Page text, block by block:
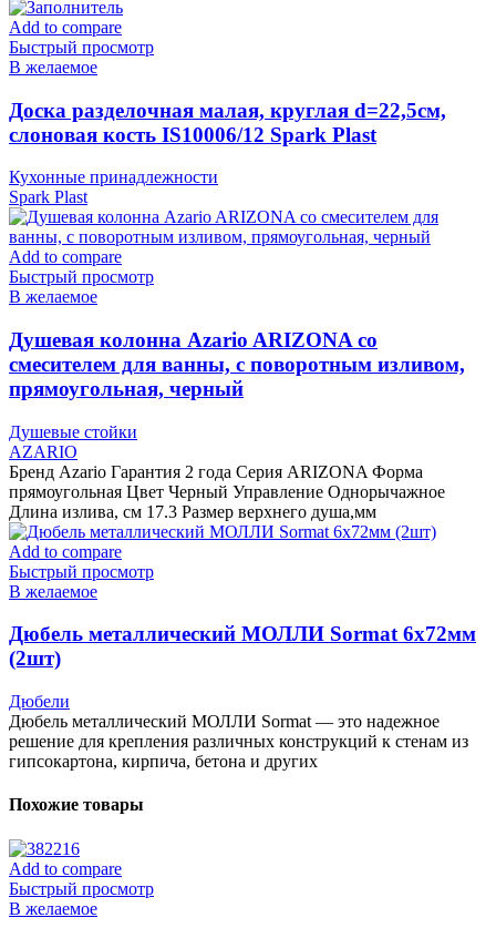
Add to compare
Быстрый просмотр
В желаемое
Доска разделочная малая, круглая d=22,5см,
слоновая кость IS10006/12 Spark Plast
Кухонные принадлежности
Spark Plast
Add to compare
Быстрый просмотр
В желаемое
Душевая колонна Azario ARIZONA со
смесителем для ванны, с поворотным изливом,
прямоугольная, черный
Душевые стойки
AZARIO
Бренд Azario Гарантия 2 года Серия ARIZONA Форма
прямоугольная Цвет Черный Управление Однорычажное
Длина излива, см 17.3 Размер верхнего душа,мм
Add to compare
Быстрый просмотр
В желаемое
Дюбель металлический МОЛЛИ Sormat 6х72мм
(2шт)
Дюбели
Дюбель металлический МОЛЛИ Sormat — это надежное
решение для крепления различных конструкций к стенам из
гипсокартона, кирпича, бетона и других
Похожие товары
Add to compare
Быстрый просмотр
В желаемое